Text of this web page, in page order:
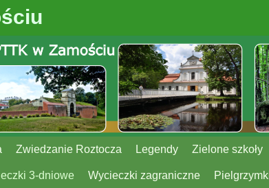
Zwiedzanie Roztocza Legendy Zielone szkoły
3-dniowe Wycieczki zagraniczne